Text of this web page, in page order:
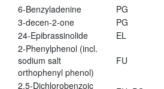
6-Benzyladenine
PG
3-decen-2-one
PG
24-Epibrassinolide
EL
2-Phenylphenol (incl.
sodium salt
orthophenyl phenol)
FU
2,5-Dichlorobenzoic